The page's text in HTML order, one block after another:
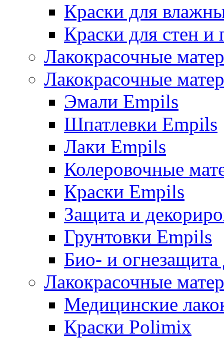
Краски для
Краски для стен и
Лакокрасочные
Лакокрасочные
Эмали Empils
Шпатлевки Empils
Лаки Empils
Колеровочные
Краски Empils
Защита и
Грунтовки Empils
Био- и
Лакокрасочные
Медицинские
Краски Polimix